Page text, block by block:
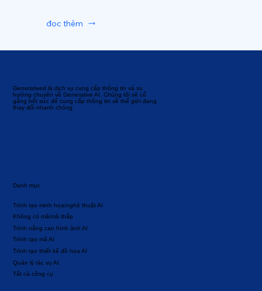
Generatived là dịch vụ cung cấp thông tin và xu
hướng chuyên về Generative AI. Chúng tôi sẽ cố
gắng hết sức để cung cấp thông tin về thế giới đang
thay đổi nhanh chóng.
Danh mục
Tất cả công cụ
Quản lý tác vụ AI
Trình tạo thiết kế đồ họa AI
Không có mã/mã thấp
Trình tạo mã AI
Trình nâng cao hình ảnh AI
Trình tạo minh họa/nghệ thuật AI
đọc thêm